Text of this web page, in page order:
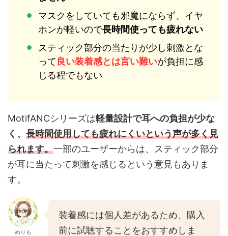
マスクをしていても邪魔にならず、イヤ
ホンが軽いので長時間使っても疲れない
スティック部分の当たりが少し刺激とな
って 良い装着感とは言い難いが負担に感
じる程でもない
MotifANCシリーズは軽量設計で耳への負担が少な
く、 長時間使用しても疲れにくいという声が多く見
られます。一部のユーザーからは、スティック部分
が耳に当たって刺激を感じるという意見もありま
す。
めりも
装着感には個人差があるため、購入
前に試聴することをおすすめしま